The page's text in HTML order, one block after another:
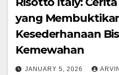
yang
Kesederhanaan
Kemewahan
JANUARY 5, 2026